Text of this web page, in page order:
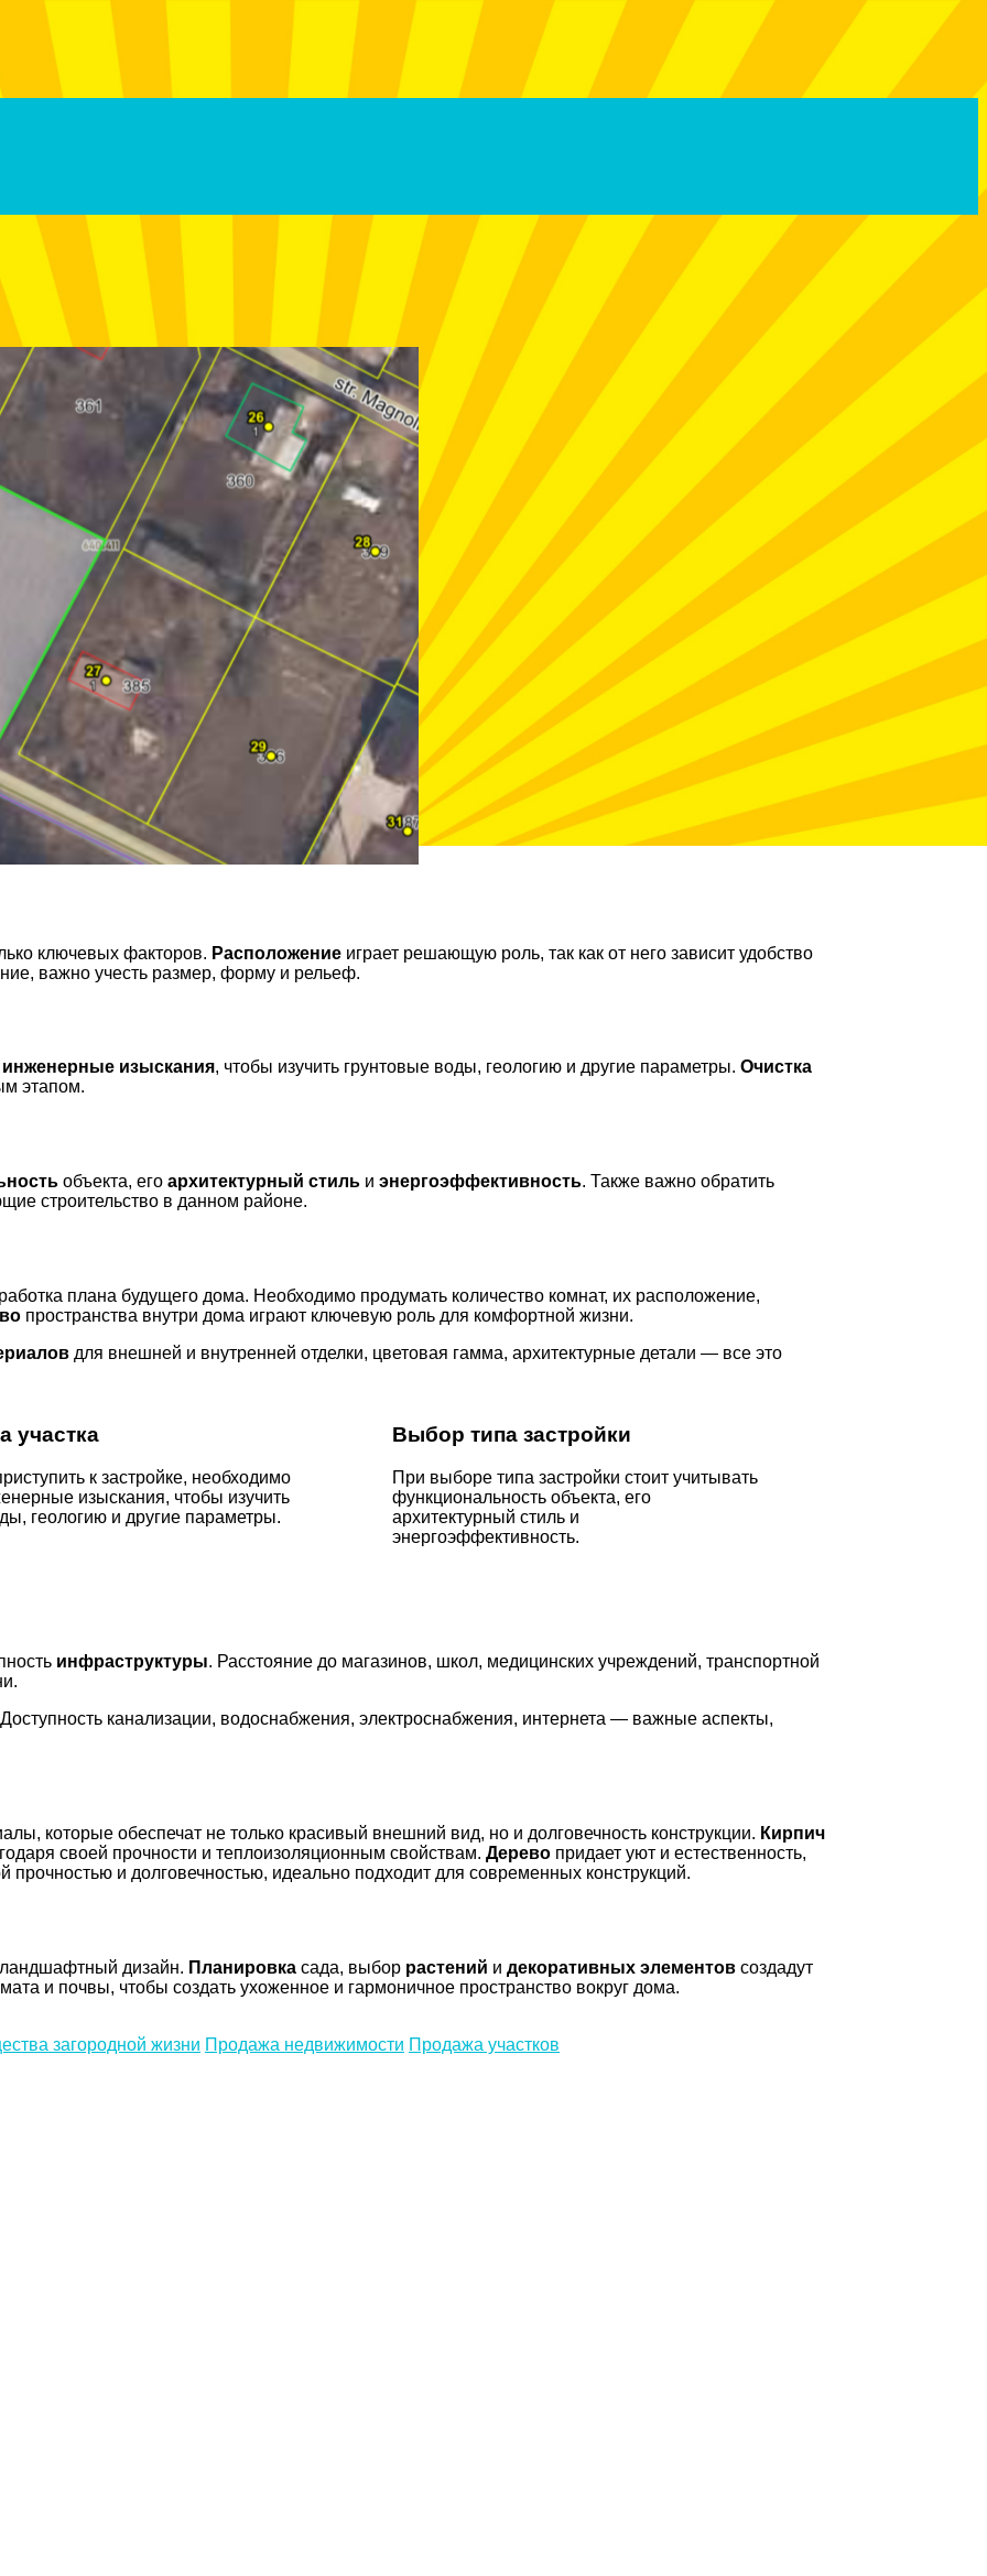
ключевых факторов. Расположение играет решающую роль, так как от него зависит удобство
важно учесть размер, форму и рельеф.
инженерные изыскания, чтобы изучить грунтовые воды, геологию и другие параметры. Очистка
этапом.
объекта, его архитектурный стиль и энергоэффективность. Также важно обратить
строительство в данном районе.
плана будущего дома. Необходимо продумать количество комнат, их расположение,
пространства внутри дома играют ключевую роль для комфортной жизни.
для внешней и внутренней отделки, цветовая гамма, архитектурные детали — все это
участка
к застройке, необходимо
изыскания, чтобы изучить
геологию и другие параметры.
Выбор типа застройки
При выборе типа застройки стоит учитывать
функциональность объекта, его
архитектурный стиль и
энергоэффективность.
инфраструктуры. Расстояние до магазинов, школ, медицинских учреждений, транспортной
канализации, водоснабжения, электроснабжения, интернета — важные аспекты,
которые обеспечат не только красивый внешний вид, но и долговечность конструкции. Кирпич
своей прочности и теплоизоляционным свойствам. Дерево придает уют и естественность,
прочностью и долговечностью, идеально подходит для современных конструкций.
дизайн. Планировка сада, выбор растений и декоративных элементов создадут
и почвы, чтобы создать ухоженное и гармоничное пространство вокруг дома.
загородной жизни Продажа недвижимости Продажа участков